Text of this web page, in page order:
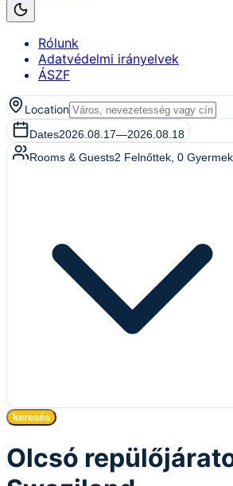
Rólunk
Adatvédelmi irányelvek
ÁSZF
Location
Dates2026.08.17—2026.08.18
Rooms & Guests2 Felnőttek 0
keresés
Olcsó